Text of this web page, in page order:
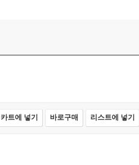
카트에 넣기 바로구매 리스트에 넣기